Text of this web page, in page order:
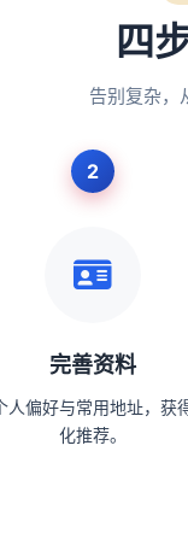
四
告别复杂，
完善资料
人偏好与常用地址，获
化推荐。